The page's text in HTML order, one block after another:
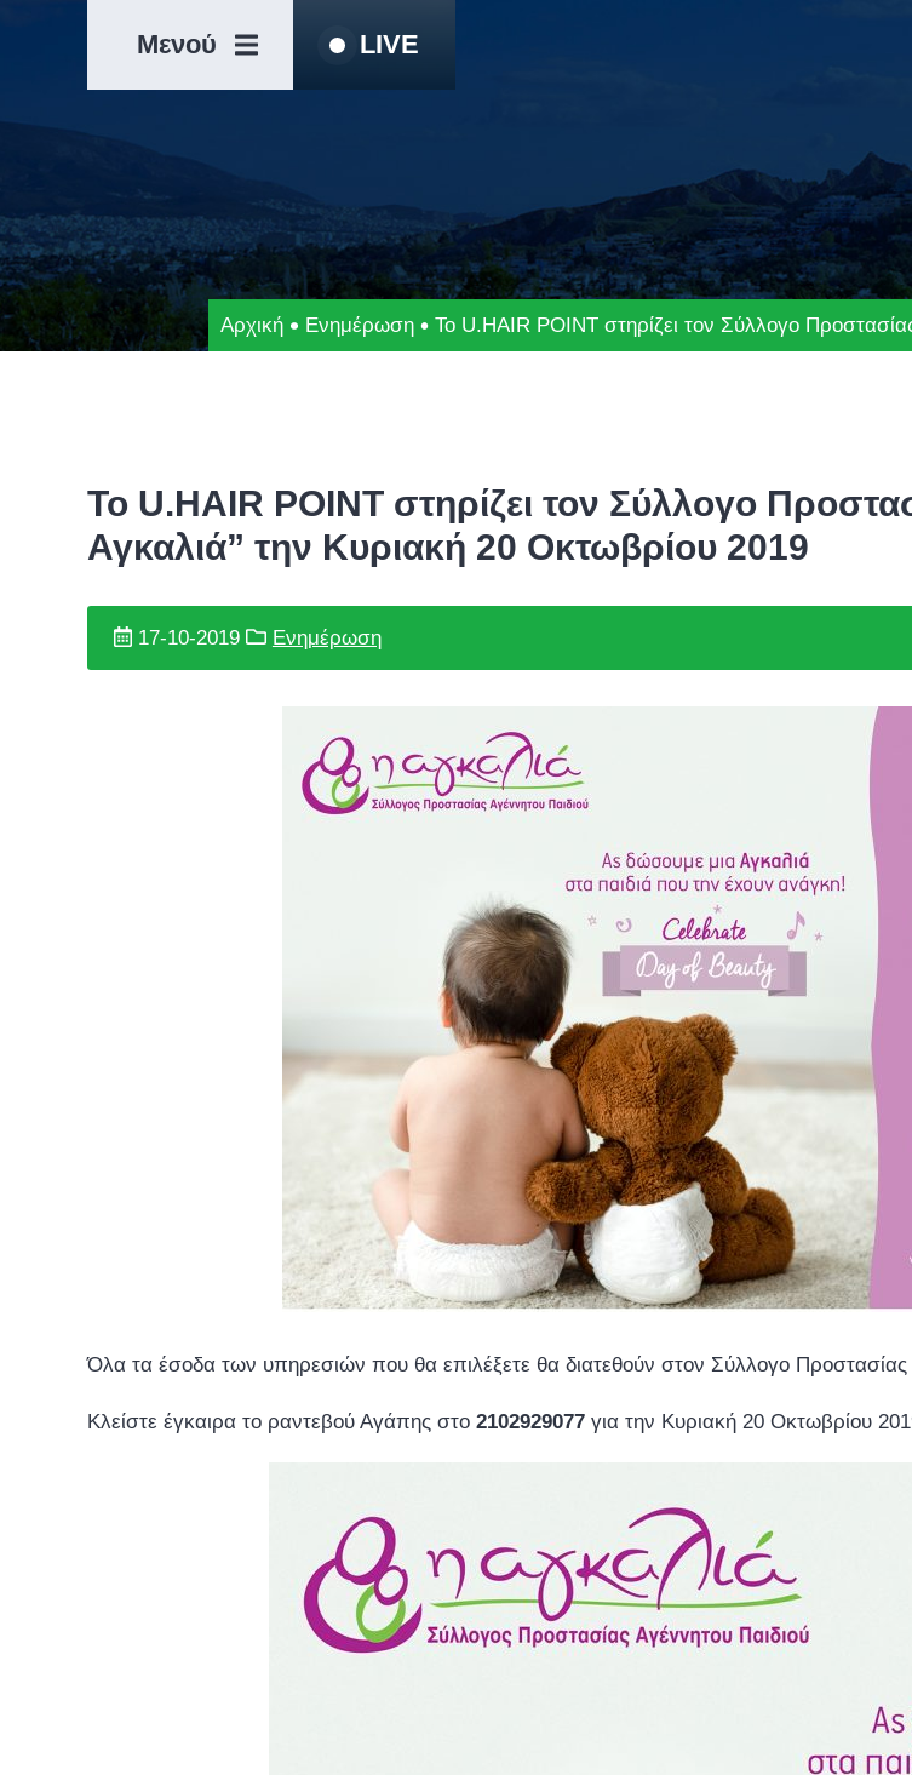
πλοήγησης
Μενού LIVE
Αρχική Ενημέρωση Το U.HAIR POINT στηρίζει τον Σύλλογο
Το U.HAIR POINT στηρίζει τον Σύλλογο
Αγκαλιά” την Κυριακή 20 Οκτωβρίου 2019
17-10-2019 Ενημέρωση
Όλα τα έσοδα των υπηρεσιών που θα επιλέξετε θα διατεθούν στον Σύλλογο Προστασίας
Κλείστε έγκαιρα το ραντεβού Αγάπης στο 2102929077 για την Κυριακή 20 Οκτωβρίου